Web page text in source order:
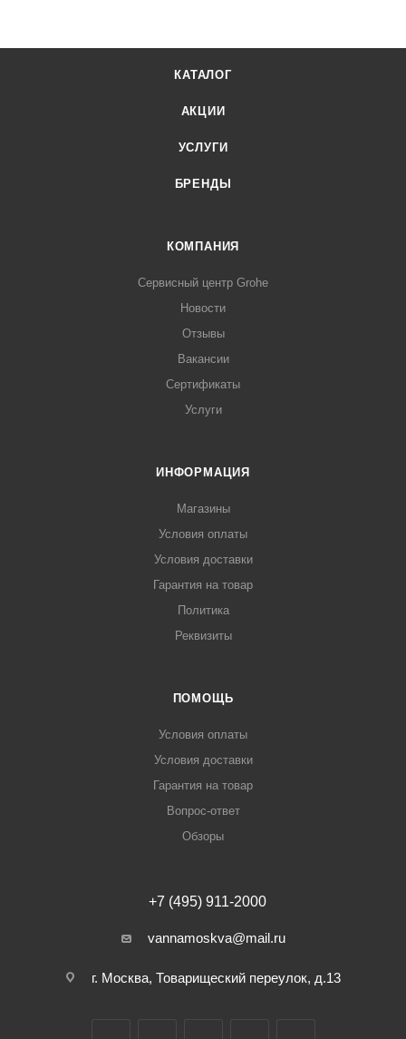
КАТАЛОГ
АКЦИИ
УСЛУГИ
БРЕНДЫ
КОМПАНИЯ
Сервисный центр Grohe
Новости
Отзывы
Вакансии
Сертификаты
Услуги
ИНФОРМАЦИЯ
Магазины
Условия оплаты
Условия доставки
Гарантия на товар
Политика
Реквизиты
ПОМОЩЬ
Условия оплаты
Условия доставки
Гарантия на товар
Вопрос-ответ
Обзоры
+7 (495) 911-2000
vannamoskva@mail.ru
г. Москва, Товарищеский переулок, д.13